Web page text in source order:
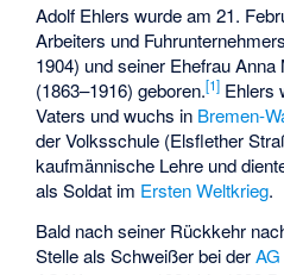
Adolf Ehlers wurde am 21.
Arbeiters und
1904) und seiner Ehefrau
(1863–1916) geboren.[1] Ehlers
Vaters und wuchs in Bremen-
der Volksschule (Elsflether
kaufmännische Lehre und
als Soldat im Ersten Weltkrieg.
Bald nach seiner Rückkehr
Stelle als Schweißer bei der